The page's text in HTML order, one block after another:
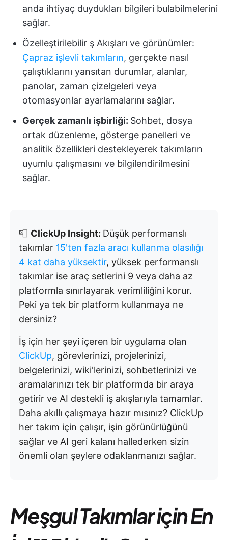
anda ihtiyaç duydukları bilgileri bulabilmelerini
sağlar.
Özelleştirilebilir ş Akışları ve görünümler:
Çapraz işlevli takımların, gerçekte nasıl
çalıştıklarını yansıtan durumlar, alanlar,
panolar, zaman çizelgeleri veya
otomasyonlar ayarlamalarını sağlar.
Gerçek zamanlı işbirliği: Sohbet, dosya
ortak düzenleme, gösterge panelleri ve
analitik özellikleri destekleyerek takımların
uyumlu çalışmasını ve bilgilendirilmesini
sağlar.
📮 ClickUp Insight: Düşük performanslı
takımlar 15'ten fazla aracı kullanma olasılığı
4 kat daha yüksektir, yüksek performanslı
takımlar ise araç setlerini 9 veya daha az
platformla sınırlayarak verimliliğini korur.
Peki ya tek bir platform kullanmaya ne
dersiniz?
İş için her şeyi içeren bir uygulama olan
ClickUp, görevlerinizi, projelerinizi,
belgelerinizi, wiki'lerinizi, sohbetlerinizi ve
aramalarınızı tek bir platformda bir araya
getirir ve AI destekli iş akışlarıyla tamamlar.
Daha akıllı çalışmaya hazır mısınız? ClickUp
her takım için çalışır, işin görünürlüğünü
sağlar ve AI geri kalanı hallederken sizin
önemli olan şeylere odaklanmanızı sağlar.
Meşgul Takımlar için En